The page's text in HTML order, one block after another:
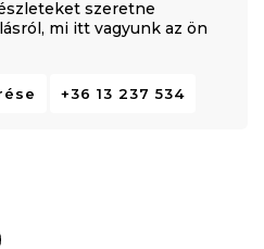
szeretne
mi itt vagyunk az ön
+36 13 237 534